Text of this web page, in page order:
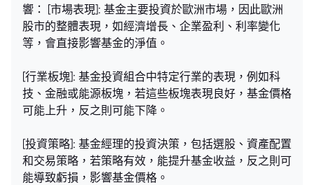
響： [市場表現]: 基金主要投資於歐洲市場，因此歐洲
股市的整體表現，如經濟增長、企業盈利、利率變化
等，會直接影響基金的淨值。
[行業板塊]: 基金投資組合中特定行業的表現，例如科
技、金融或能源板塊，若這些板塊表現良好，基金價格
可能上升，反之則可能下降。
[投資策略]: 基金經理的投資決策，包括選股、資產配置
和交易策略，若策略有效，能提升基金收益，反之則可
能導致虧損，影響基金價格。